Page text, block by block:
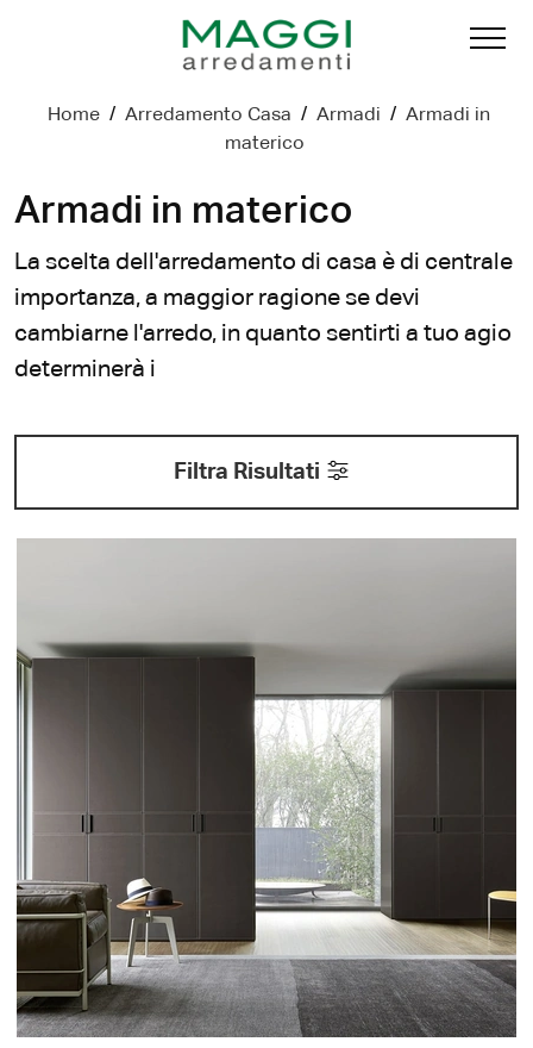
Home / Arredamento Casa / Armadi / Armadi in
materico
Armadi in materico
La scelta dell'arredamento di casa è di centrale
importanza, a maggior ragione se devi
cambiarne l'arredo, in quanto sentirti a tuo agio
determinerà i
Filtra Risultati